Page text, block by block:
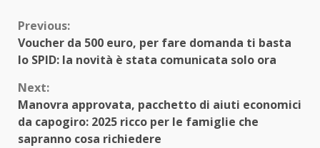
Continue
Reading
Previous:
Voucher da 500 euro, per fare domanda ti basta
lo SPID: la novità è stata comunicata solo ora
Next:
Manovra approvata, pacchetto di aiuti economici
da capogiro: 2025 ricco per le famiglie che
sapranno cosa richiedere